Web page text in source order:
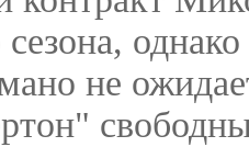
сезона,
не